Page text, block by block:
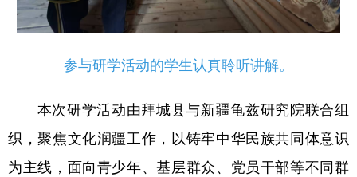
参与研学活动的学生认真聆听讲解。
本次研学活动由拜城县与新疆龟兹研究院联合组
织，聚焦文化润疆工作，以铸牢中华民族共同体意识
为主线，面向青少年、基层群众、党员干部等不同群